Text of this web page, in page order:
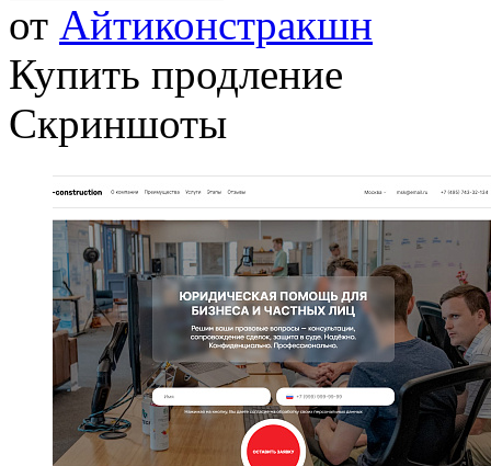
от Айтиконстракшн
Купить продление
Скриншоты